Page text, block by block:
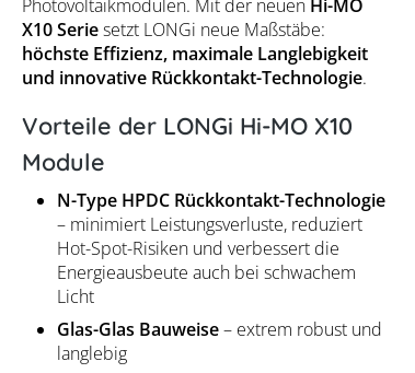
Photovoltaikmodulen. Mit der neuen Hi-MO
X10 Seriesetzt LONGi neue Maßstäbe:
höchste Effizienz, maximale Langlebigkeit
und innovative Rückkontakt-Technologie.
Vorteile der LONGi Hi-MO X10
Module
N-Type HPDC Rückkontakt-Technologie
– minimiert Leistungsverluste, reduziert
Hot-Spot-Risiken und verbessert die
Energieausbeute auch bei schwachem
Licht
Glas-Glas Bauweise– extrem robust und
langlebig